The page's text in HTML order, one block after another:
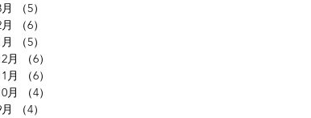
（5）
（6）
（5）
月
（6）
月
（6）
月
（4）
（4）